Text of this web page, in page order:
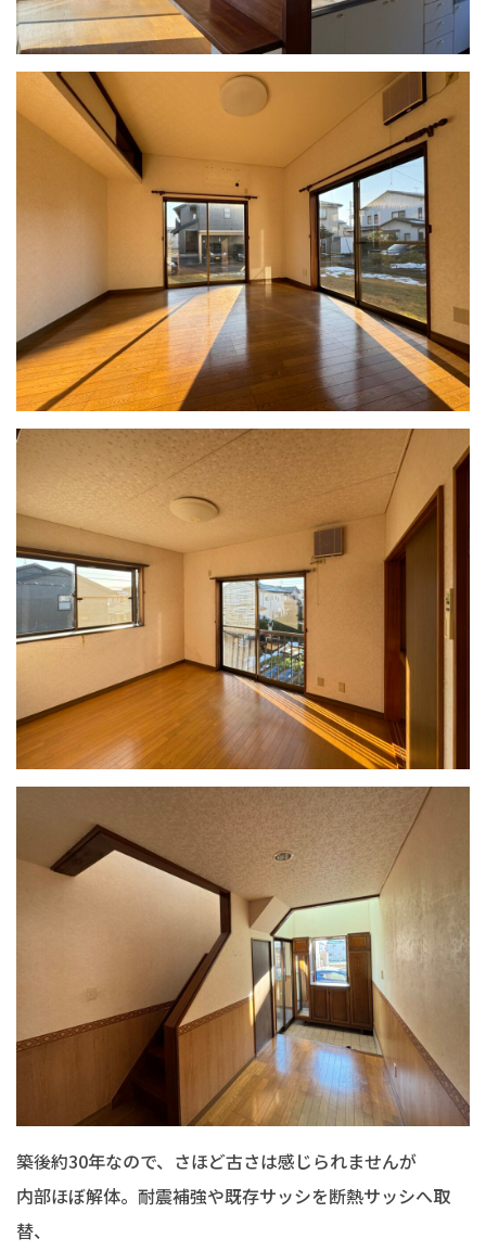
築後約30年なので、さほど古さは感じられませんが
内部ほぼ解体。耐震補強や既存サッシを断熱サッシへ取
替、